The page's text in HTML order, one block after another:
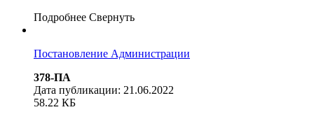
Подробнее Свернуть
Постановление Администрации
378-ПА
Дата публикации: 21.06.2022
58.22 КБ